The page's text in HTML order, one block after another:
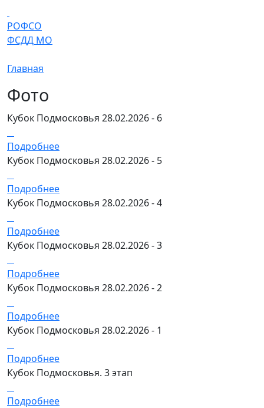
РОФСО
ФСДД МО
Главная
Фото
Кубок Подмосковья 28.02.2026 - 6
Подробнее
Кубок Подмосковья 28.02.2026 - 5
Подробнее
Кубок Подмосковья 28.02.2026 - 4
Подробнее
Кубок Подмосковья 28.02.2026 - 3
Подробнее
Кубок Подмосковья 28.02.2026 - 2
Подробнее
Кубок Подмосковья 28.02.2026 - 1
Подробнее
Кубок Подмосковья. 3 этап
Подробнее